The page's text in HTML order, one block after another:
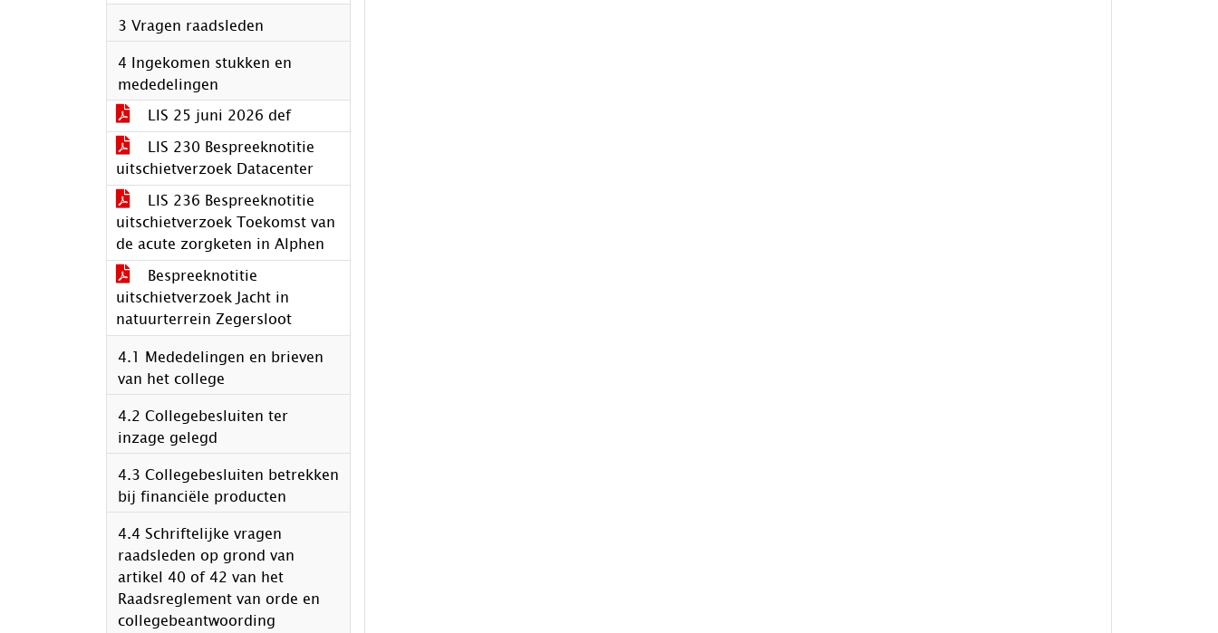
3 Vragen raadsleden
4 Ingekomen stukken en
mededelingen
LIS 25 juni 2026 def
LIS 230 Bespreeknotitie
uitschietverzoek Datacenter
LIS 236 Bespreeknotitie
uitschietverzoek Toekomst van
de acute zorgketen in Alphen
Bespreeknotitie
uitschietverzoek Jacht in
natuurterrein Zegersloot
4.1 Mededelingen en brieven
van het college
4.2 Collegebesluiten ter
inzage gelegd
4.3 Collegebesluiten betrekken
bij financiële producten
4.4 Schriftelijke vragen
raadsleden op grond van
artikel 40 of 42 van het
Raadsreglement van orde en
collegebeantwoording